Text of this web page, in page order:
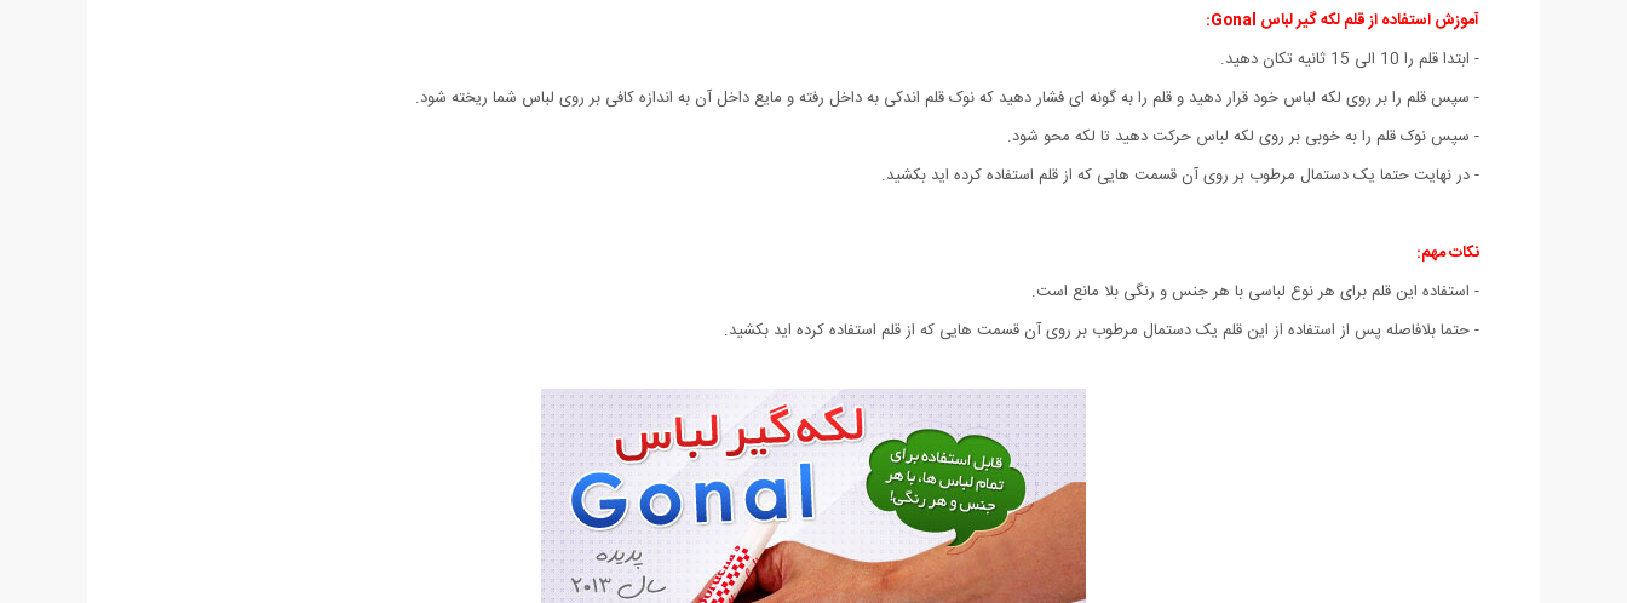
آموزش استفاده از قلم لکه گیر لباس Gonal:
- ابتدا قلم را 10 الی 15 ثانیه تکان دهید.
- سپس قلم را بر روی لکه لباس خود قرار دهید و قلم را به گونه ای فشار دهید که نوک قلم اندکی به داخل رفته و مایع داخل آن به اندازه کافی بر روی لباس شما ریخته شود.
- سپس نوک قلم را به خوبی بر روی لکه لباس حرکت دهید تا لکه محو شود.
- در نهایت حتما یک دستمال مرطوب بر روی آن قسمت هایی که از قلم استفاده کرده اید بکشید.
نکات مهم:
- استفاده این قلم برای هر نوع لباسی با هر جنس و رنگی بلا مانع است.
- حتما بلافاصله پس از استفاده از این قلم یک دستمال مرطوب بر روی آن قسمت هایی که از قلم استفاده کرده اید بکشید.